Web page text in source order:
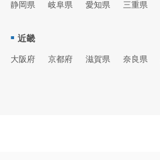
静岡県 岐阜県 愛知県 三重県
近畿
大阪府 京都府 滋賀県 奈良県